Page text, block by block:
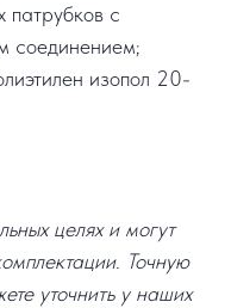
патрубков с
соединением;
изопол 20-
целях и могут
Точную
уточнить у наших